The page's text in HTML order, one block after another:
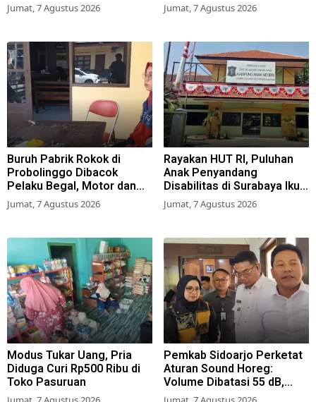
Jumat, 7 Agustus 2026 Samsat
Jumat, 7 Agustus 2026
Buruh Pabrik Rokok di
Probolinggo Dibacok
Pelaku Begal, Motor dan
Tas Amblas
Jumat, 7 Agustus 2026
Rayakan HUT RI, Puluhan
Anak Penyandang
Disabilitas di Surabaya Ikuti
Beragam Lomba
Jumat, 7 Agustus 2026
Modus Tukar Uang, Pria
Diduga Curi Rp500 Ribu di
Toko Pasuruan
Pemkab Sidoarjo Perketat
Aturan Sound Horeg:
Volume Dibatasi 55 dB,
Wajib Kantongi Izin